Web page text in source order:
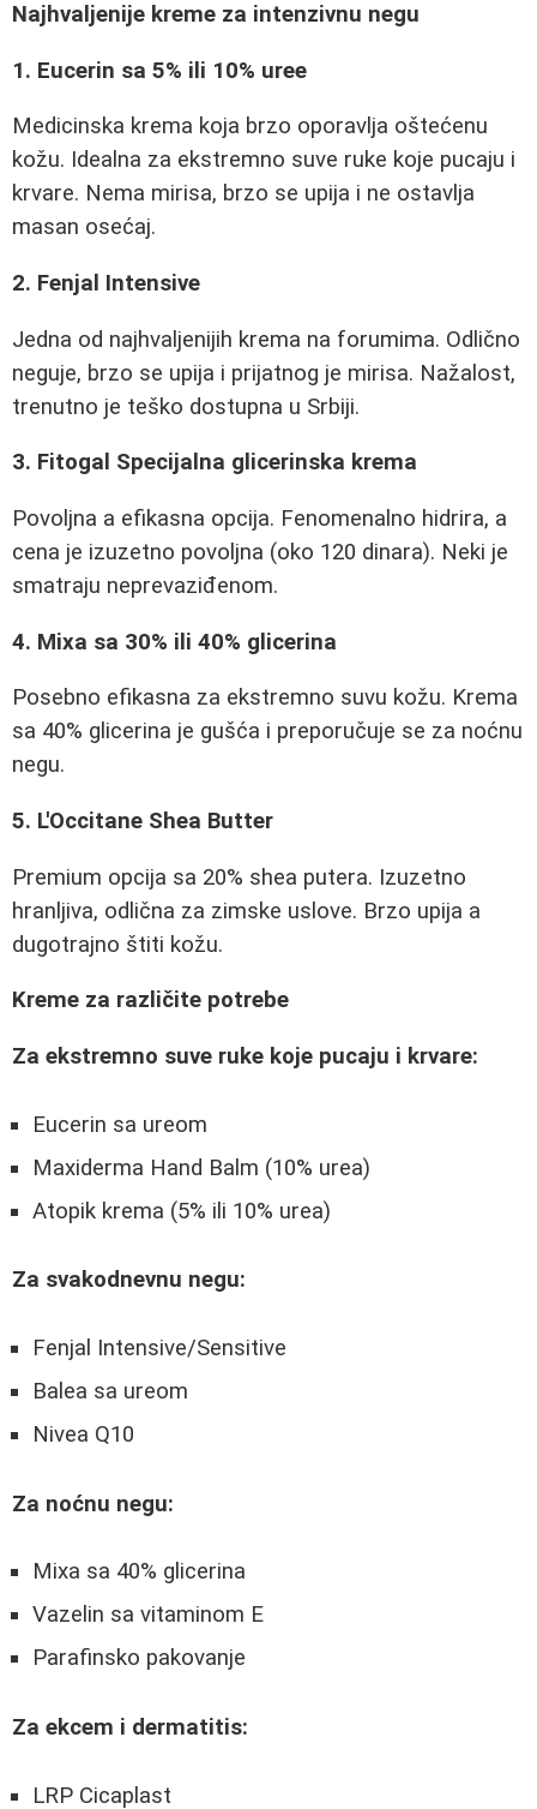
Najhvaljenije kreme za intenzivnu negu
1. Eucerin sa 5% ili 10% uree
Medicinska krema koja brzo oporavlja oštećenu
kožu. Idealna za ekstremno suve ruke koje pucaju i
krvare. Nema mirisa, brzo se upija i ne ostavlja
masan osećaj.
2. Fenjal Intensive
Jedna od najhvaljenijih krema na forumima. Odlično
neguje, brzo se upija i prijatnog je mirisa. Nažalost,
trenutno je teško dostupna u Srbiji.
3. Fitogal Specijalna glicerinska krema
Povoljna a efikasna opcija. Fenomenalno hidrira, a
cena je izuzetno povoljna (oko 120 dinara). Neki je
smatraju neprevaziđenom.
4. Mixa sa 30% ili 40% glicerina
Posebno efikasna za ekstremno suvu kožu. Krema
sa 40% glicerina je gušća i preporučuje se za noćnu
negu.
5. L'Occitane Shea Butter
Premium opcija sa 20% shea putera. Izuzetno
hranljiva, odlična za zimske uslove. Brzo upija a
dugotrajno štiti kožu.
Kreme za različite potrebe
Za ekstremno suve ruke koje pucaju i krvare:
Eucerin sa ureom
Maxiderma Hand Balm (10% urea)
Atopik krema (5% ili 10% urea)
Za svakodnevnu negu:
Fenjal Intensive/Sensitive
Balea sa ureom
Nivea Q10
Za noćnu negu:
Mixa sa 40% glicerina
Vazelin sa vitaminom E
Parafinsko pakovanje
Za ekcem i dermatitis:
LRP Cicaplast